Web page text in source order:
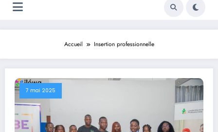
Accueil Insertion professionnelle
7 mai 2025